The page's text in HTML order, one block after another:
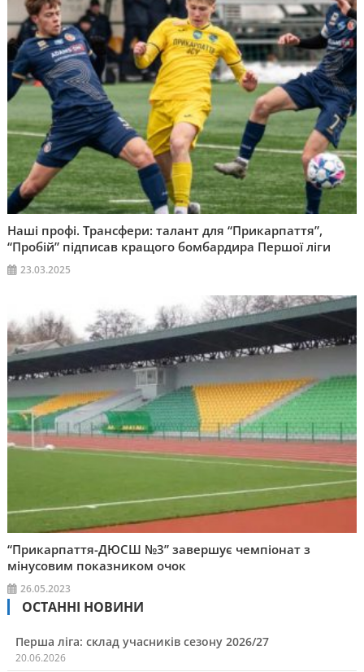
Наші профі. Трансфери: талант для “Прикарпаття”,
“Пробій” підписав кращого бомбардира Першої ліги
23.03.2025
“Прикарпаття-ДЮСШ №3” завершує чемпіонат з
мінусовим показником очок
26.05.2023
ОСТАННІ НОВИНИ
Перша ліга: склад учасників сезону 2026/27
20.06.2026